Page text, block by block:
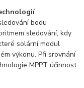
bodu
sledování, kdy
solární modul
výkonu. Při srovnání
MPPT účinnost